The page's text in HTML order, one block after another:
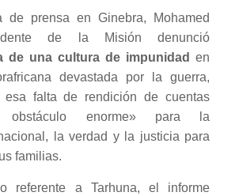
de prensa en Ginebra, Mohamed
de la Misión denunció
de una cultura de impunidad en
devastada por la guerra,
esa falta de rendición de cuentas
obstáculo enorme» para la
la verdad y la justicia para
familias.
referente a Tarhuna, el informe